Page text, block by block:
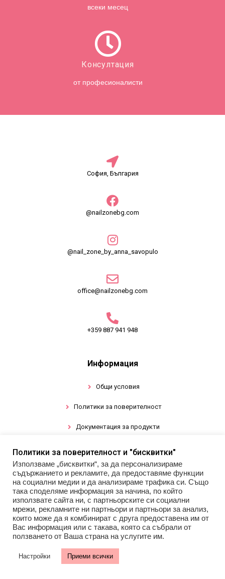
всеки месец
Консултация
от професионалисти
София, България
@nailzonebg.com
@nail_zone_by_anna_savopulo
office@nailzonebg.com
+359 887 941 948
Информация
Общи условия
Политики за поверителност
Документация за продукти
Промоции
Гел лак
Инструменти
Декорации за нокти
Политики за поверителност и "бисквитки"
Използваме „бисквитки“, за да персонализираме
съдържанието и рекламите, да предоставяме функции
на социални медии и да анализираме трафика си. Също
така споделяме информация за начина, по който
използвате сайта ни, с партньорските си социални
мрежи, рекламните ни партньори и партньори за анализ,
които може да я комбинират с друга предоставена им от
Вас информация или с такава, която са събрали от
ползването от Ваша страна на услугите им.
Настройки Приеми всички